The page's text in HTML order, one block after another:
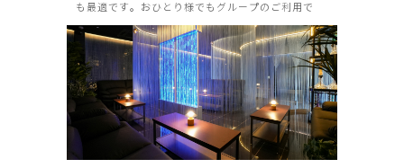
も最適です。おひとり様でもグループのご利用で
コンセント有 紙タバコ・電子タバコ可・カラオケ個
室有（DAM） ※身分証明書の提示をお願いしま
す。提示いただけない場合は、入店をお断りさせて
いただきます。